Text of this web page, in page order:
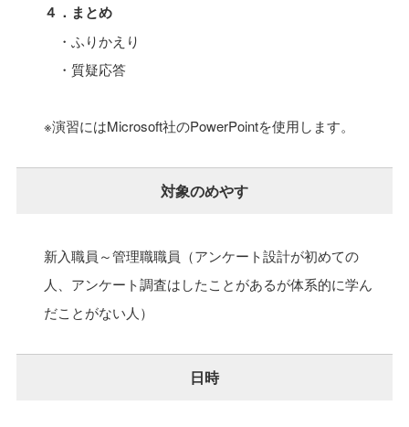
４．まとめ
・ふりかえり
・質疑応答
※演習にはMicrosoft社のPowerPointを使用します。
対象のめやす
新入職員～管理職職員（アンケート設計が初めての
人、アンケート調査はしたことがあるが体系的に学ん
だことがない人）
日時